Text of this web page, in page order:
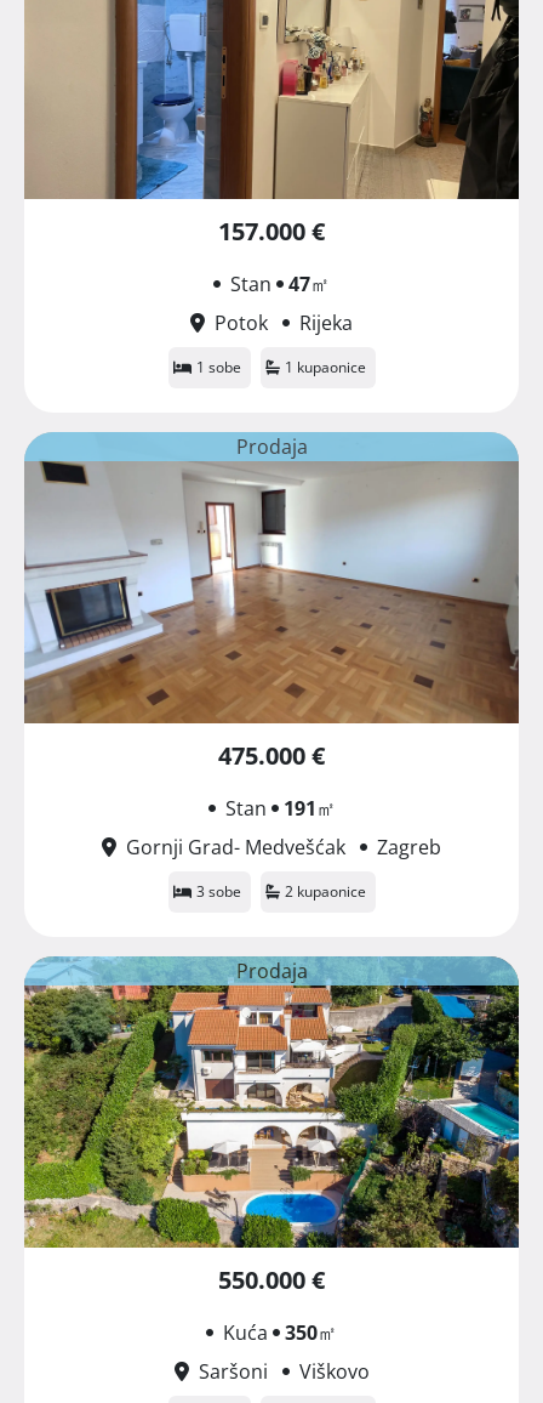
157.000 €
Stan 47㎡
Potok
Rijeka
1 sobe 1 kupaonice
Prodaja
475.000 €
Stan 191㎡
Gornji Grad- Medvešćak
Zagreb
3 sobe 2 kupaonice
Prodaja
550.000 €
Kuća 350㎡
Saršoni
Viškovo